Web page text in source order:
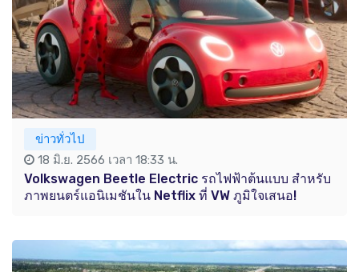
ข่าวทั่วไป
18 มิ.ย. 2566 เวลา 18:33 น.
Volkswagen Beetle Electric รถไฟฟ้าต้นแบบ สำหรับ
ภาพยนตร์แอนิเมชันใน Netflix ที่ VW ภูมิใจเสนอ!